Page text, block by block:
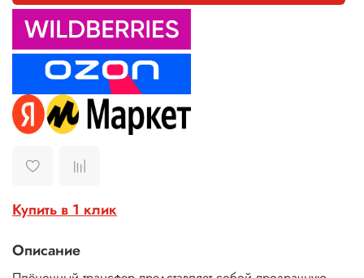
Купить в 1 клик
Описание